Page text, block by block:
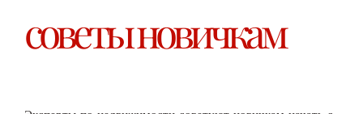
советы новичкам